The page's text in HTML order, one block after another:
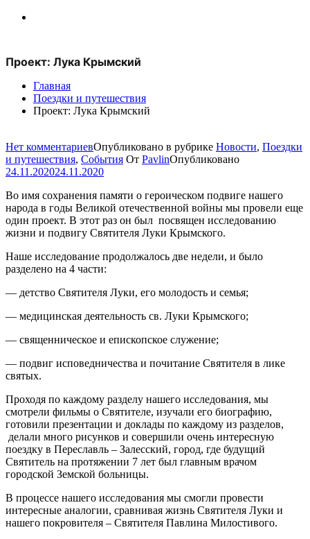
Проект: Лука Крымский
Главная
Поездки и путешествия
Проект: Лука Крымский
Нет комментариевдля
Проект:
Лука
Опубликовано в рубрике Новости, Поездки
и путешествия, События От PavlinОпубликовано
24.11.202024.11.2020
Во имя сохранения памяти о героическом подвиге нашего
народа в годы Великой отечественной войны мы провели еще
один проект. В этот раз он был посвящен исследованию
жизни и подвигу Святителя Луки Крымского.
Наше исследование продолжалось две недели, и было
разделено на 4 части:
— детство Святителя Луки, его молодость и семья;
— медицинская деятельность св. Луки Крымского;
— священническое и епископское служение;
— подвиг исповедничества и почитание Святителя в лике
святых.
Проходя по каждому разделу нашего исследования, мы
смотрели фильмы о Святителе, изучали его биографию,
готовили презентации и доклады по каждому из разделов,
делали много рисунков и совершили очень интересную
поездку в Переславль – Залесский, город, где будущий
Святитель на протяжении 7 лет был главным врачом
городской Земской больницы.
В процессе нашего исследования мы смогли провести
интересные аналогии, сравнивая жизнь Святителя Луки и
нашего покровителя – Святителя Павлина Милостивого.